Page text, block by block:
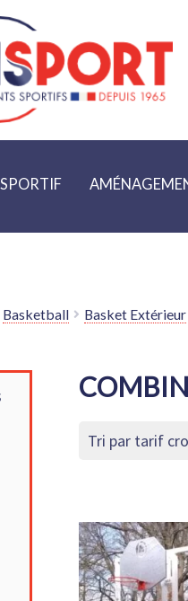
Basketball Basket Extérieur